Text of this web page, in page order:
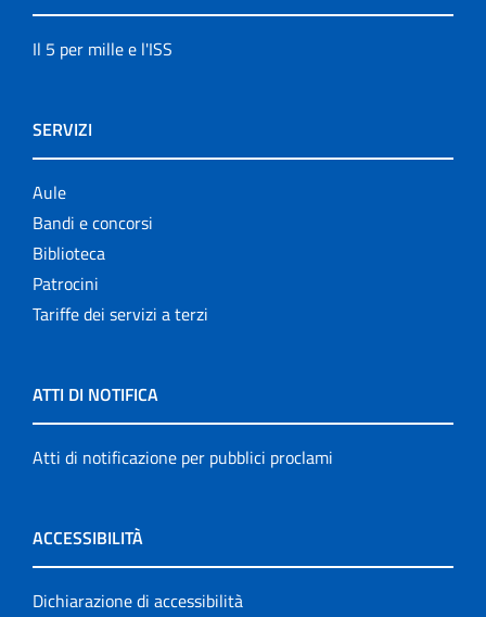
Il 5 per mille e l'ISS
SERVIZI
Aule
Bandi e concorsi
Biblioteca
Patrocini
Tariffe dei servizi a terzi
ATTI DI NOTIFICA
Atti di notificazione per pubblici proclami
ACCESSIBILITÀ
Dichiarazione di accessibilità